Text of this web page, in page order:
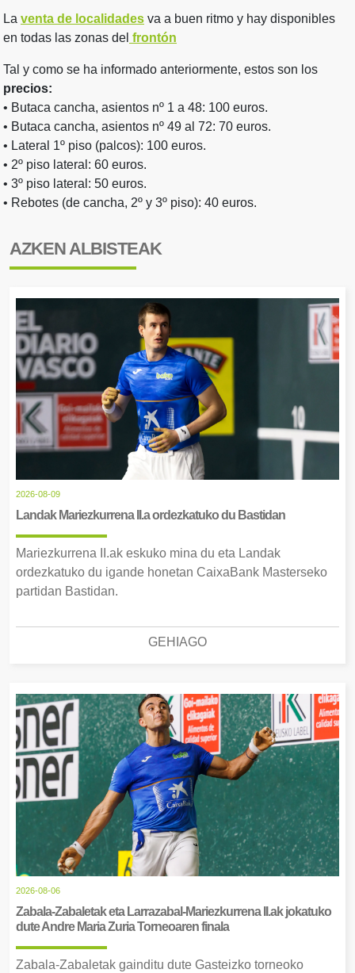
La venta de localidades va a buen ritmo y hay disponibles
en todas las zonas del frontón
Tal y como se ha informado anteriormente, estos son los
precios:
• Butaca cancha, asientos nº 1 a 48: 100 euros.
• Butaca cancha, asientos nº 49 al 72: 70 euros.
• Lateral 1º piso (palcos): 100 euros.
• 2º piso lateral: 60 euros.
• 3º piso lateral: 50 euros.
• Rebotes (de cancha, 2º y 3º piso): 40 euros.
AZKEN ALBISTEAK
2026-08-09
Landak Mariezkurrena II.a ordezkatuko du Bastidan
Mariezkurrena II.ak eskuko mina du eta Landak
ordezkatuko du igande honetan CaixaBank Masterseko
partidan Bastidan.
GEHIAGO
2026-08-06
Zabala-Zabaletak eta Larrazabal-Mariezkurrena II.ak jokatuko
dute Andre Maria Zuria Torneoaren finala
Zabala-Zabaletak gainditu dute Gasteizko torneoko